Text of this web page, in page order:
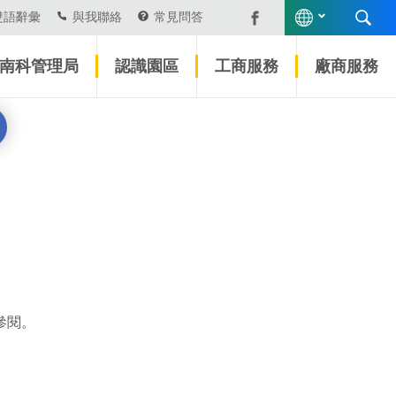
語辭彙 與我聯絡 常見問答
南科管理局 認識園區 工商服務 廠商服務
。